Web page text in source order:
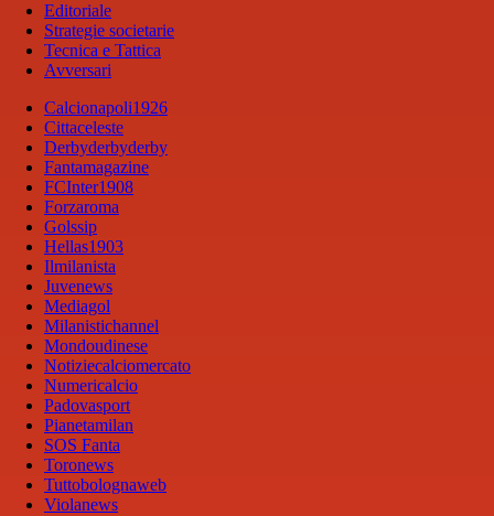
Editoriale
Strategie societarie
Tecnica e Tattica
Avversari
Calcionapoli1926
Cittaceleste
Derbyderbyderby
Fantamagazine
FCInter1908
Forzaroma
Golssip
Hellas1903
Ilmilanista
Juvenews
Mediagol
Milanistichannel
Mondoudinese
Notiziecalciomercato
Numericalcio
Padovasport
Pianetamilan
SOS Fanta
Toronews
Tuttobolognaweb
Violanews